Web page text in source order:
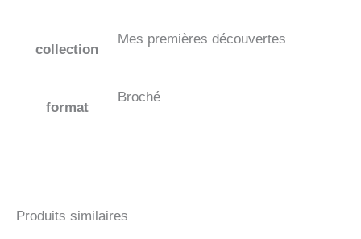
collection
Mes premières découvertes
format
Broché
Produits similaires